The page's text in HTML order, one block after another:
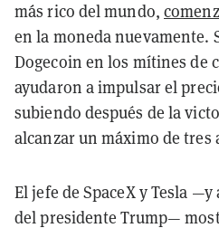
más rico del mundo,
en la moneda nuevamente.
Dogecoin en los mítines de
ayudaron a impulsar el
subiendo después de la
alcanzar un máximo de tres
El jefe de SpaceX y Tesla
del presidente Trump—